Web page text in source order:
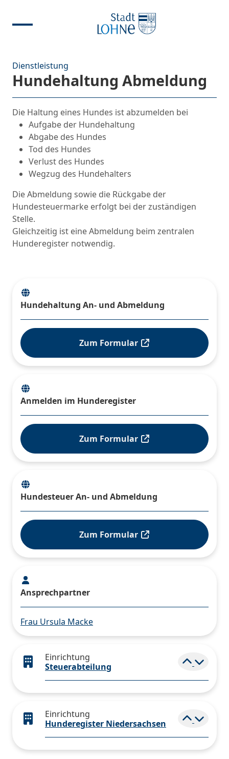
Dienstleistung
Hundehaltung Abmeldung
Hundehaltung An- und Abmeldung
Zum Formular
Anmelden im Hunderegister
Zum Formular
Hundesteuer An- und Abmeldung
Zum Formular
Ansprechpartner
Frau Ursula Macke
Die Haltung eines Hundes ist abzumelden bei
Aufgabe der Hundehaltung
Abgabe des Hundes
Tod des Hundes
Verlust des Hundes
Wegzug des Hundehalters
Die Abmeldung sowie die Rückgabe der
Hundesteuermarke erfolgt bei der zuständigen
Stelle.
Gleichzeitig ist eine Abmeldung beim zentralen
Hunderegister notwendig.
Einrichtung
Steuerabteilung
Einrichtung
Hunderegister Niedersachsen